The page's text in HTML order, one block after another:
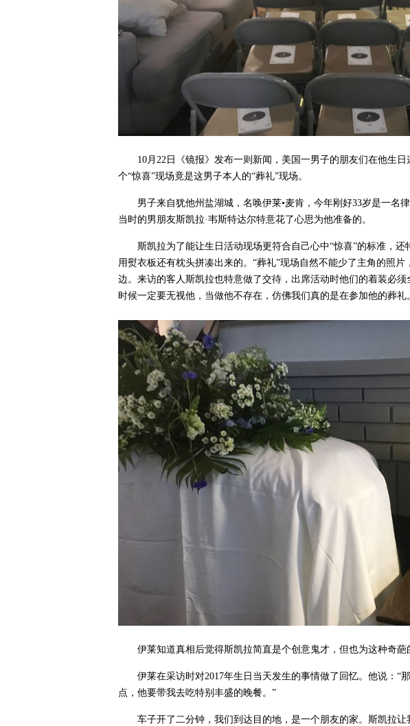
10月22日《镜报》发布一则新闻，美国一男子的朋友们在他生
个“惊喜”现场竟是这男子本人的“葬礼”现场。
男子来自犹他州盐湖城，名唤伊莱•麦肯，今年刚好33岁是一名
当时的男朋友斯凯拉·韦斯特达尔特意花了心思为他准备的。
斯凯拉为了能让生日活动现场更符合自己心中“惊喜”的标准，
用熨衣板还有枕头拼凑出来的。“葬礼”现场自然不能少了主角的照
边。来访的客人斯凯拉也特意做了交待，出席活动时他们的着装必
时候一定要无视他，当做他不存在，仿佛我们真的是在参加他的葬礼
伊莱知道真相后觉得斯凯拉简直是个创意鬼才，但也为这种奇葩
伊莱在采访时对2017年生日当天发生的事情做了回忆。他说：“
点，他要带我去吃特别丰盛的晚餐。”
车子开了二分钟，我们到达目的地，是一个朋友的家。斯凯拉